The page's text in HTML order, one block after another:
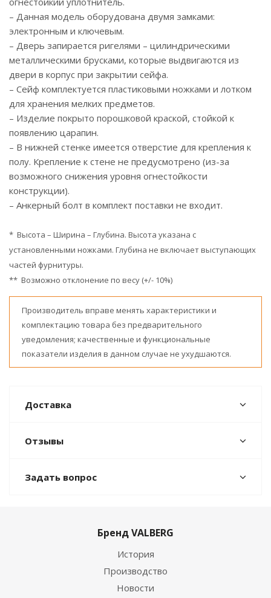
– Данная модель оборудована двумя замками:
электронным и ключевым.
– Дверь запирается ригелями – цилиндрическими
металлическими брусками, которые выдвигаются из
двери в корпус при закрытии сейфа.
– Сейф комплектуется пластиковыми ножками и лотком
для хранения мелких предметов.
– Изделие покрыто порошковой краской, стойкой к
появлению царапин.
– В нижней стенке имеется отверстие для крепления к
полу. Крепление к стене не предусмотрено (из-за
возможного снижения уровня огнестойкости
конструкции).
– Анкерный болт в комплект поставки не входит.
* Высота – Ширина – Глубина. Высота указана с
установленными ножками. Глубина не включает выступающих
частей фурнитуры.
** Возможно отклонение по весу (+/- 10%)
Производитель вправе менять характеристики и
комплектацию товара без предварительного
уведомления; качественные и функциональные
показатели изделия в данном случае не ухудшаются.
Доставка
Отзывы
Задать вопрос
Бренд VALBERG
История
Производство
Новости